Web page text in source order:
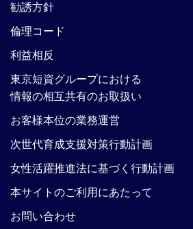
勧誘方針
倫理コード
利益相反
東京短資グループにおける
情報の相互共有のお取扱い
お客様本位の業務運営
次世代育成支援対策行動計画
女性活躍推進法に基づく行動計画
本サイトのご利用にあたって
お問い合わせ